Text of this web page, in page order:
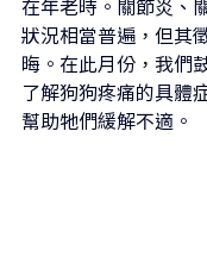
在年老時。關節炎、
狀況相當普遍，但其
晦。在此月份，我們
了解狗狗疼痛的具體
幫助牠們緩解不適。